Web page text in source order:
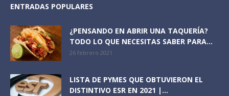
ENTRADAS POPULARES
¿PENSANDO EN ABRIR UNA TAQUERÍA?
TODO LO QUE NECESITAS SABER PARA...
26 febrero 2021
LISTA DE PYMES QUE OBTUVIERON EL
DISTINTIVO ESR EN 2021 |...